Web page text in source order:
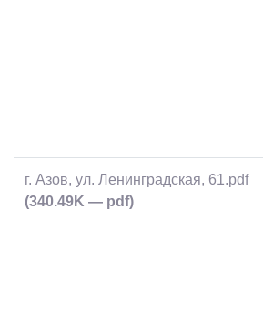
г. Азов, ул. Ленинградская, 61.pdf
(340.49K — pdf)